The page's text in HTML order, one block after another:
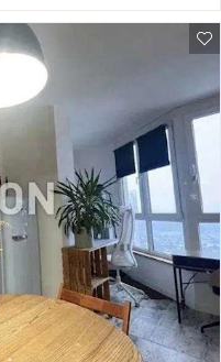
Житловий комплекс
консьєрж
в кроковій доступності
Близькість до станції
об'єкт зручнішим та
10 80 valion.ua/1020615